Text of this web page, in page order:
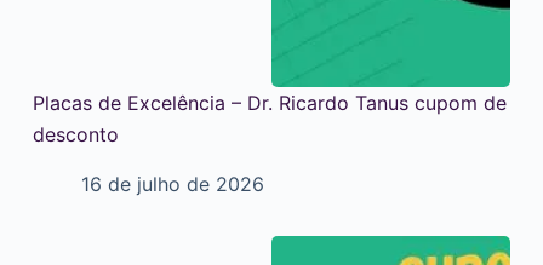
Placas de Excelência – Dr. Ricardo Tanus cupom de
desconto
16 de julho de 2026